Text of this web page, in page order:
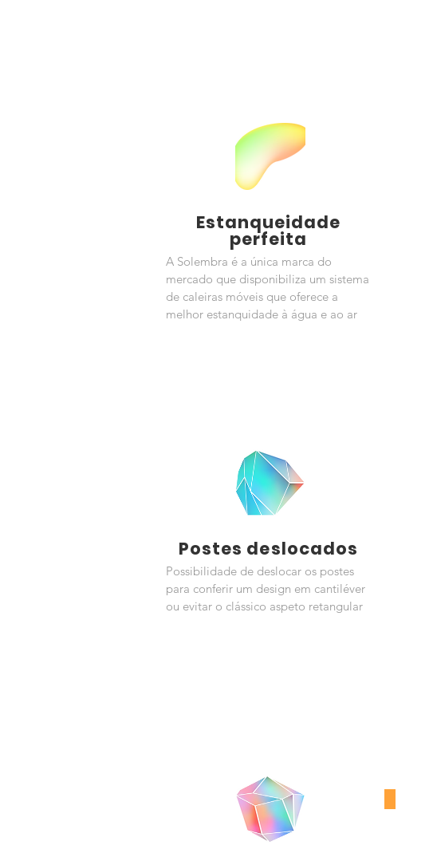
Discover >>
Estanqueidade
perfeita
A Solembra é a única marca do
mercado que disponibiliza um sistema
de caleiras móveis que oferece a
melhor estanquidade à água e ao ar
Postes deslocados
Possibilidade de deslocar os postes
para conferir um design em cantiléver
ou evitar o clássico aspeto retangular